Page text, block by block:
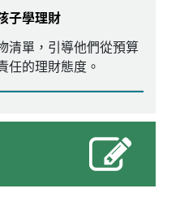
子學理財
清單，引導他們從預算
任的理財態度。